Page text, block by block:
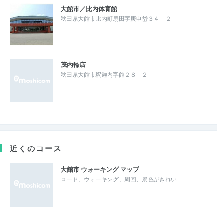
大館市／比内体育館
秋田県大館市比内町扇田字庚申岱３４－２
茂内輪店
秋田県大館市釈迦内字館２８－２
近くのコース
大館市 ウォーキング マップ
ロード、ウォーキング、周回、景色がきれい